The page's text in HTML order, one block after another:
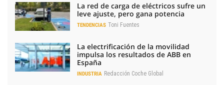
La red de carga de eléctricos sufre un
leve ajuste, pero gana potencia
TENDENCIAS Toni Fuentes
La electrificación de la movilidad
impulsa los resultados de ABB en
España
INDUSTRIA Redacción Coche Global